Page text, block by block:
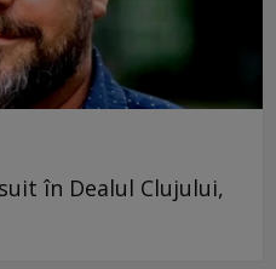
în Dealul Clujului,